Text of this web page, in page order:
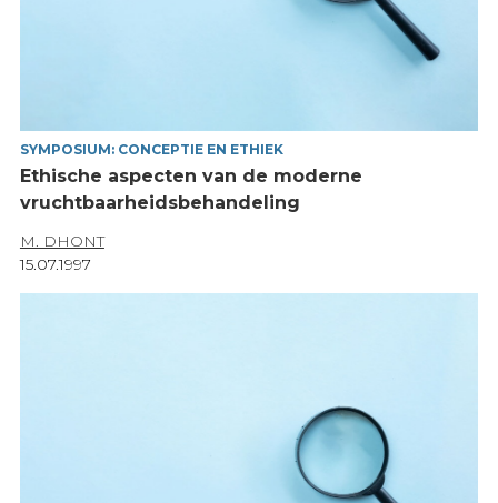
SYMPOSIUM: CONCEPTIE EN ETHIEK
Ethische aspecten van de moderne
vruchtbaarheidsbehandeling
M. DHONT
15.07.1997